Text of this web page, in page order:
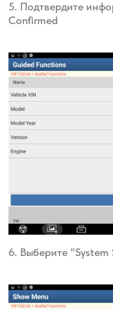
5. Подтвердите
Confirmed
6. Выберите ”System